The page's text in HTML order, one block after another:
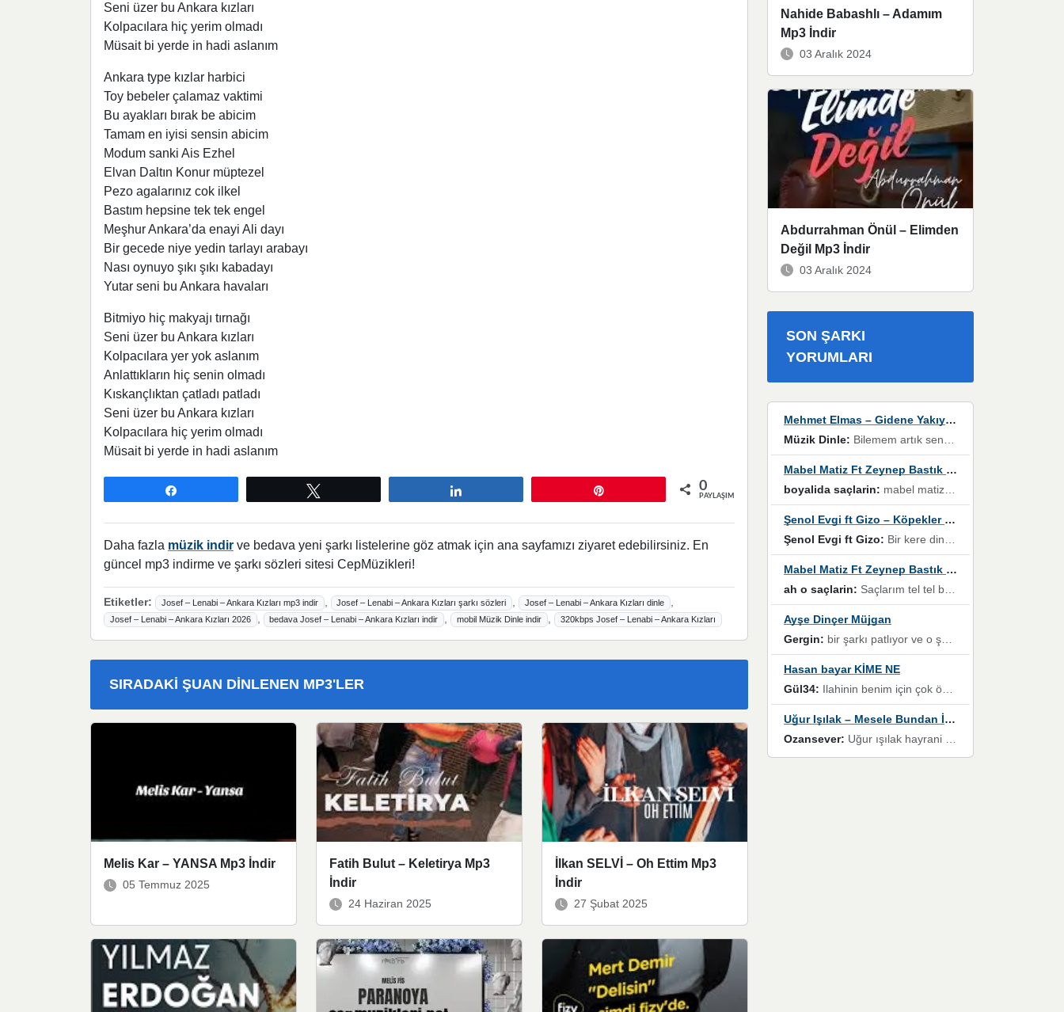
Seni üzer bu Ankara kızları
Kolpacılara hiç yerim olmadı
Müsait bi yerde in hadi aslanım
Ankara type kızlar harbici
Toy bebeler çalamaz vaktimi
Bu ayakları bırak be abicim
Tamam en iyisi sensin abicim
Modum sanki Ais Ezhel
Elvan Daltın Konur müptezel
Pezo agalarınız cok ilkel
Bastım hepsine tek tek engel
Meşhur Ankara’da enayi Ali dayı
Bir gecede niye yedin tarlayı arabayı
Nası oynuyo şıkı şıkı kabadayı
Yutar seni bu Ankara havaları
Bitmiyo hiç makyajı tırnağı
Seni üzer bu Ankara kızları
Kolpacılara yer yok aslanım
Anlattıkların hiç senin olmadı
Kıskançlıktan çatladı patladı
Seni üzer bu Ankara kızları
Kolpacılara hiç yerim olmadı
Müsait bi yerde in hadi aslanım
0
PAYLAŞIMLAR
Daha fazla müzik indir ve bedava yeni şarkı listelerine göz atmak için ana sayfamızı ziyaret edebilirsiniz. En
güncel mp3 indirme ve şarkı sözleri sitesi CepMüzikleri!
Etiketler: Josef – Lenabi – Ankara Kızları mp3 indir , Josef – Lenabi – Ankara Kızları şarkı sözleri , Josef – Lenabi – Ankara Kızları dinle ,
Josef – Lenabi – Ankara Kızları 2026 , bedava Josef – Lenabi – Ankara Kızları indir , mobil Müzik Dinle indir , 320kbps Josef – Lenabi – Ankara Kızları
SIRADAKI ŞUAN DINLENEN MP3'LER
Melis Kar – YANSA Mp3 İndir
05 Temmuz 2025
Fatih Bulut – Keletirya Mp3
İndir
24 Haziran 2025
İlkan SELVİ – Oh Ettim Mp3
İndir
27 Şubat 2025
Nahide Babashlı – Adamım
Mp3 İndir
03 Aralık 2024
Abdurrahman Önül – Elimden
Değil Mp3 İndir
03 Aralık 2024
SON ŞARKI
YORUMLARI
Mehmet Elmas – Gidene Yakıyorum
Müzik Dinle: Bilemem artık senden bir şans daha / Düştüğün zaman ben olmayacağım yanında” dizeleri, artık geçmişin tekrarına izin verilmeyeceğini, kişisel sınırların çizildiğini gösteriyor.
Mabel Matiz Ft Zeynep Bastık – Saçların
boyalida saçlarin: mabel matiz'in maya albümünde yer alan güzellerden. parça da şarkı hani! müzikal altyapısına vurulduğum, sözlerinde kaybolduğum bir parça olmuş.
Şenol Evgi ft Gizo – Köpekler Tanımadıklarına havlar
Şenol Evgi ft Gizo: Bir kere dinlememe rağmen kulaklardan gitmiyor sen sen sen sen kurban ol sen sen sen sen hayran ol yükses ses müzik dinleme sebebisiniz canlar bomba gibi patladınız maşallah
Mabel Matiz Ft Zeynep Bastık – Saçların
ah o saçlarin: Saçlarım tel tel beyazlıyor beyazlagına degil yanımda sen yoksun ona üzülüyorum günler bir bir geçiyor geçen günlere değil sensiz geçen günlere darılıyorum,Dinledikce asla kavusamayacagim ama asla unutamicagim sevdiğim adam için yanar içim
Ayşe Dinçer Müjgan
Gergin: bir şarkı patlıyor ve o şarkıyı millet her paylaşımın altına koyuyor ve öyle bir durum hal alıyor ki şarkıyı dinlemeden şarkıdan bikıyorsun Ama bu enteresan bir şekilde dillere dolanıyor millet olarak seviyoruz dertlerle boğuşurken bir yandan da göbek atmayi))) diyeceklerim bu kadar güzel hoş bir sayfa emeğinize sağlık arkadaşlar kolay gelsin
Hasan bayar KİME NE
Gül34: Ilahinin benim için çok özel bir yeri var İlk çıktığında komşum ne kadar yüksek sesle dinliyorsa orada duymuştum ve YouTube'dan aratıp Bu ilahiyi bulmuştum ve sonra müdavimi oldum günlük Ben de 3-5 kere dinleyip ezberleyip artık ilahiye bende eşlik ediyorum yüksek sesle Allah razı olsun hizmet nimettir Rabbim sizin zahmetlerinize de hayırlı nimetler versin Selam ve dua ile Allah'a emanet olun
Uğur Işılak – Mesele Bundan İbaret
Ozansever: Uğur ışılak hayrani olarak eski yeni tüm eserlerini keyifle huzurla dinleyenlerden birisiyim, emeğine saygı duyan gönül veren bunu en güzel şekilde sevenlerine ulaştıran siz değerli sayfa yöneticilerine de teşekkür ederim